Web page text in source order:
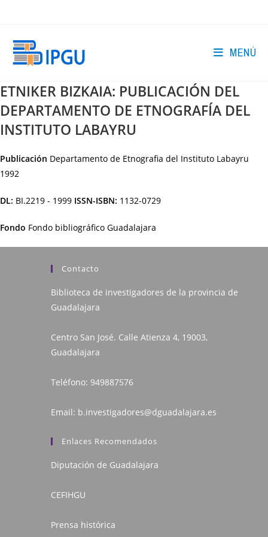
MENÚ
ETNIKER BIZKAIA: PUBLICACIÓN DEL
DEPARTAMENTO DE ETNOGRAFÍA DEL
INSTITUTO LABAYRU
Publicación Departamento de Etnografia del Instituto Labayru
1992
DL: BI.2219 - 1999 ISSN-ISBN: 1132-0729
Fondo Fondo bibliográfico Guadalajara
Contacto
Biblioteca de investigadores de la provincia de
Guadalajara
Centro San José. Calle Atienza 4, 19003,
Guadalajara
Teléfono: 949887576
Email: b.investigadores@dguadalajara.es
Enlaces Recomendados
Diputación de Guadalajara
CEFIHGU
Prensa histórica